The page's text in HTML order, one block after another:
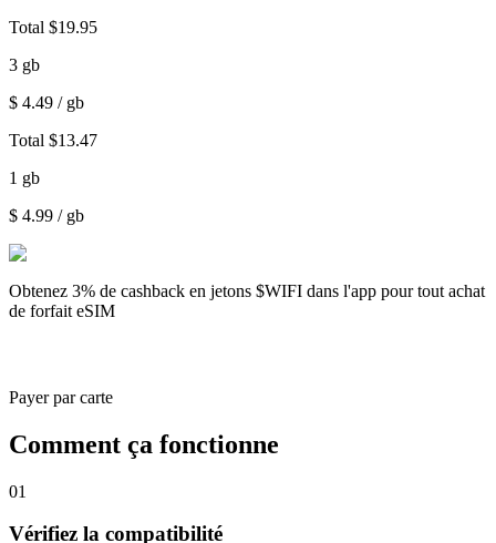
Total $19.95
3 gb
$ 4.49 / gb
Total $13.47
1 gb
$ 4.99 / gb
Obtenez 3% de cashback en jetons $WIFI dans l'app pour tout achat
de forfait eSIM
Payer par carte
Comment ça fonctionne
01
Vérifiez la compatibilité